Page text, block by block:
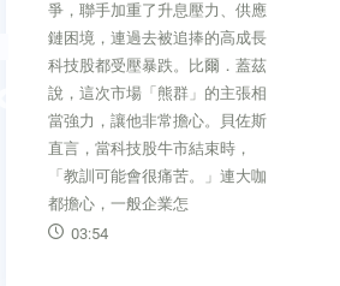
Previous
爭，聯手加重了升息壓力、供應
鏈困境，連過去被追捧的高成長
科技股都受壓暴跌。比爾．蓋茲
說，這次市場「熊群」的主張相
當強力，讓他非常擔心。貝佐斯
直言，當科技股牛市結束時，
「教訓可能會很痛苦。」連大咖
都擔心，一般企業怎
03:54